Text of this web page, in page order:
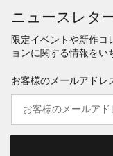
ニュースレタ
限定イベントや新作コ
ョンに関する情報をい
お客様のメールアドレ